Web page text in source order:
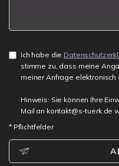
Ich habe die
stimme zu, dass meine
meiner Anfrage
Hinweis: Sie können Ihre
Mail an kontakt@s-tuerk.de
* Pflichtfelder